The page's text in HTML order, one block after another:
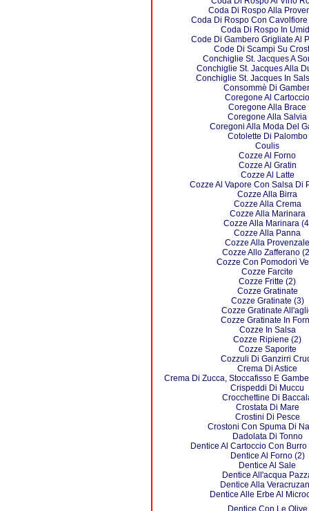
Coda Di Rospo Alla
Coda Di Rospo Con
Coda Di Rospo In
Code Di Gambero Grigliate Al
Code Di Scampi Su
Conchiglie St. Jacques A
Conchiglie St. Jacques Alla
Conchiglie St. Jacques In
Consommè Di
Coregone Al Cartoccio
Coregone Alla Brace
Coregone Alla Salvia
Coregoni Alla Moda Del
Cotolette Di Palombo
Coulis
Cozze Al Forno
Cozze Al Gratin
Cozze Al Latte
Cozze Al Vapore Con Salsa Di
Cozze Alla Birra
Cozze Alla Crema
Cozze Alla Marinara
Cozze Alla Marinara
Cozze Alla Panna
Cozze Alla Provenzale
Cozze Allo Zafferano
Cozze Con Pomodori
Cozze Farcite
Cozze Fritte (2)
Cozze Gratinate
Cozze Gratinate (3)
Cozze Gratinate
Cozze Gratinate In
Cozze In Salsa
Cozze Ripiene (2)
Cozze Saporite
Cozzuli Di Ganzirri
Crema Di Astice
Crema Di Zucca, Stoccafisso E
Crispeddi Di Muccu
Crocchettine Di
Crostata Di Mare
Crostini Di Pesce
Crostoni Con Spuma Di
Dadolata Di Tonno
Dentice Al Cartoccio Con
Dentice Al Forno (2)
Dentice Al Sale
Dentice All'acqua
Dentice Alla
Dentice Alle Erbe Al
Dentice Con Le Olive